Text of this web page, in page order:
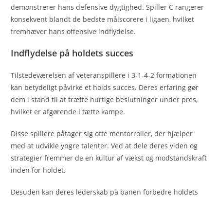
demonstrerer hans defensive dygtighed. Spiller C rangerer
konsekvent blandt de bedste målscorere i ligaen, hvilket
fremhæver hans offensive indflydelse.
Indflydelse på holdets succes
Tilstedeværelsen af veteranspillere i 3-1-4-2 formationen
kan betydeligt påvirke et holds succes. Deres erfaring gør
dem i stand til at træffe hurtige beslutninger under pres,
hvilket er afgørende i tætte kampe.
Disse spillere påtager sig ofte mentorroller, der hjælper
med at udvikle yngre talenter. Ved at dele deres viden og
strategier fremmer de en kultur af vækst og modstandskraft
inden for holdet.
Desuden kan deres lederskab på banen forbedre holdets